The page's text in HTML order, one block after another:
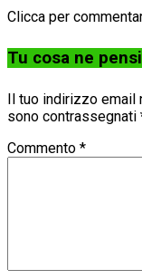
Clicca per
Tu cosa ne
Il tuo indirizzo email
sono contrassegnati
Commento *